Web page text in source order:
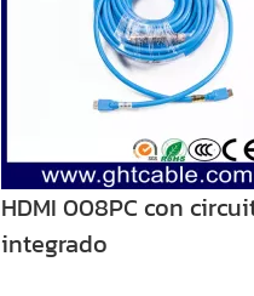
HDMI 008PC con
integrado